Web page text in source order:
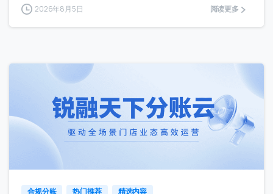
2026年8月5日 阅读更多
0 1
合规分账 热门推荐 精选内容